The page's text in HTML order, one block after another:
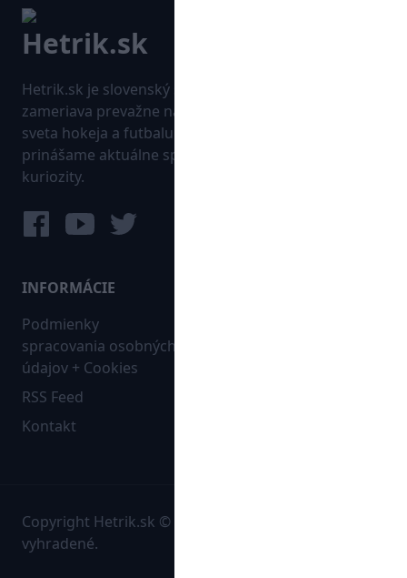
Hetrik.sk je slovenský športový portál, ktorý sa
zameriava prevažne na najnovšie informácie zo
sveta hokeja a futbalu. Pravidelne na dennej báze
prinášame aktuálne správy, góly, zaujímavosti a
kuriozity.
INFORMÁCIE
Podmienky
spracovania osobných
údajov + Cookies
RSS Feed
Kontakt
Copyright Hetrik.sk © 2026 Autorské práva sú
vyhradené.